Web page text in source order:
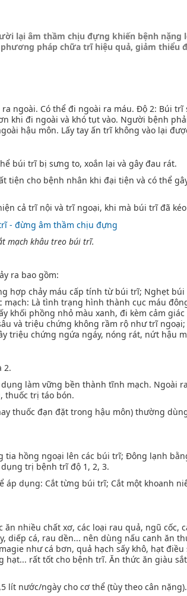
lại âm thầm chịu đựng khiến bệnh nặng
pháp chữa trĩ hiệu quả, giảm thiểu
ngoài. Có thể đi ngoài ra máu. Độ 2: Búi trĩ
khi đi ngoài và khó tụt vào. Người bệnh
hậu môn. Lấy tay ấn trĩ không vào lại
búi trĩ bị sưng to, xoắn lại và gây đau rát.
tiện cho bệnh nhân khi đại tiện và có thể
cả trĩ nội và trĩ ngoại, khi mà búi trĩ đã
mạch khâu treo búi trĩ.
ra bao gồm:
hợp chảy máu cấp tính từ búi trĩ; Nghẹt
mạch: Là tình trạng hình thành cục máu
khối phồng nhỏ màu xanh, đi kèm cảm giác
và triệu chứng không rầm rộ như trĩ
triệu chứng ngứa ngáy, nóng rát, nứt hậu
2.
làm vững bền thành tĩnh mạch. Ngoài
thuốc trị táo bón.
thuốc đạn đặt trong hậu môn) thường
hồng ngoại lên các búi trĩ; Đông lạnh
trị bệnh trĩ độ 1, 2, 3.
dụng: Cắt từng búi trĩ; Cắt một khoanh
nhiều chất xơ, các loại rau quả, ngũ cốc,
diếp cá, rau dền... nên dùng nấu canh ăn
như cá bơn, quả hạch sấy khô, hạt điều
hạt... rất tốt cho bệnh trĩ. Ăn thức ăn giàu
lít nước/ngày cho cơ thể (tùy theo cân nặng).